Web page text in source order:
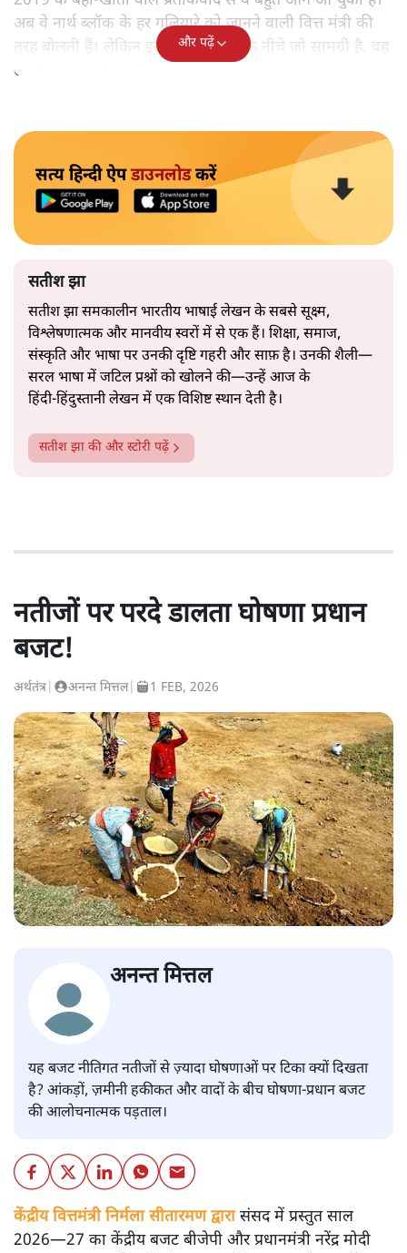
अब वे नार्थ ब्लॉक के हर गलियारे को जानने वाली वित्त मंत्री की
तरह बोलती हैं। लेकिन इस आत्मविश्वास के नीचे जो सामग्री है, वह
उतनी ही अनुमानित और दोहराव भरी।
और पढ़ें
सत्य हिन्दी ऐपडाउनलोडकरें
सतीश झा
सतीश झा समकालीन भारतीय भाषाई लेखन के सबसे सूक्ष्म,
विश्लेषणात्मक और मानवीय स्वरों में से एक हैं। शिक्षा, समाज,
संस्कृति और भाषा पर उनकी दृष्टि गहरी और साफ़ है। उनकी शैली—
सरल भाषा में जटिल प्रश्नों को खोलने की—उन्हें आज के
हिंदी‑हिंदुस्तानी लेखन में एक विशिष्ट स्थान देती है।
सतीश झा की और स्टोरी पढ़ें
नतीजों पर परदे डालता घोषणा प्रधान
बजट!
अर्थतंत्र अनन्त मित्तल| 1 FEB, 2026
अनन्त मित्तल
यह बजट नीतिगत नतीजों से ज़्यादा घोषणाओं पर टिका क्यों दिखता
है? आंकड़ों, ज़मीनी हकीकत और वादों के बीच घोषणा-प्रधान बजट
की आलोचनात्मक पड़ताल।
केंद्रीय वित्तमंत्री निर्मला सीतारमण द्वारासंसद में प्रस्तुत साल
2026—27 का केंद्रीय बजट बीजेपी और प्रधानमंत्री नरेंद्र मोदी